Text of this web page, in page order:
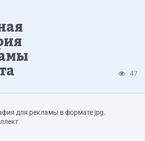
47
для рекламы в формате jpg.